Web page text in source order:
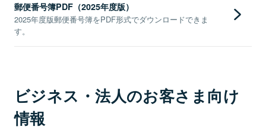
郵便番号簿PDF（2025年度版）
2025年度版郵便番号簿をPDF形式でダウンロードできま
す。
ビジネス・法人のお客さま向け
情報